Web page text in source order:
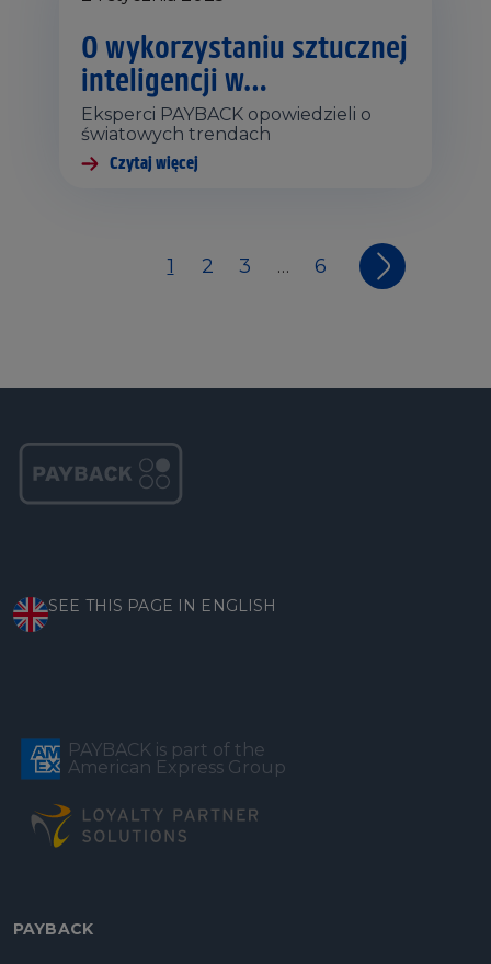
O wykorzystaniu sztucznej
inteligencji w…
Eksperci PAYBACK opowiedzieli o
światowych trendach
Czytaj więcej
1 2 3 … 6
SEE THIS PAGE IN ENGLISH
PAYBACK is part of the
American Express Group
PAYBACK